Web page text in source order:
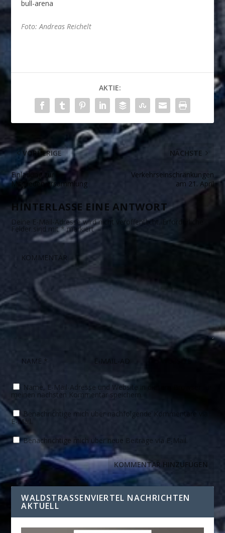
bull-arena
Foto: Andreas Reichelt
AKTIE:
VORHERIGE
Einladung zur
Mitgliederversammlung
NÄCHSTE
Verkehrseinschränkungen
am 21. April
HINTERLASSE EINE ANTWORT
Deine E-Mail-Adresse wird nicht veröffentlicht. Erforderliche
Felder sind mit*markiert
Name, E-Mail-Adresse und Website in diesem Browser für
meinen nächsten Kommentar speichern.
Benachrichtige mich über nachfolgende Kommentare via
E-Mail.
Benachrichtige mich über neue Beiträge via E-Mail.
WALDSTRASSENVIERTEL NACHRICHTEN A
KTUELL